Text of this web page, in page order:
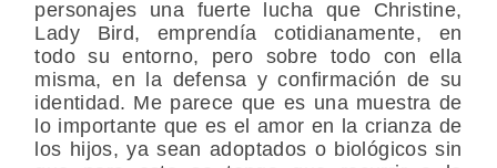
personajes una fuerte lucha que Christine,
Lady Bird, emprendía cotidianamente, en
todo su entorno, pero sobre todo con ella
misma, en la defensa y confirmación de su
identidad. Me parece que es una muestra de
lo importante que es el amor en la crianza de
los hijos, ya sean adoptados o biológicos sin